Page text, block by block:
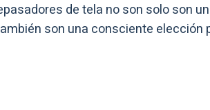
de tela no son solo son
son una consciente elección